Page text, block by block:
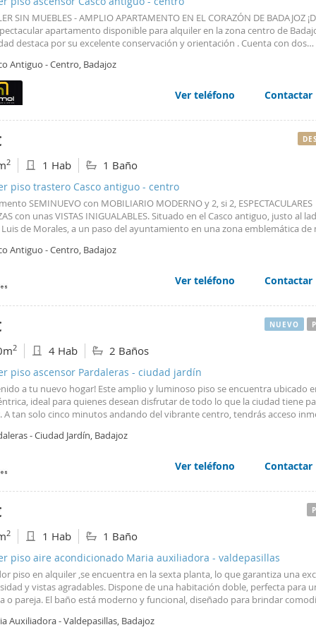
SIN MUEBLES - AMPLIO APARTAMENTO EN EL CORAZÓN DE BADAJOZ
apartamento disponible para alquiler en la zona centro de
destaca por su excelente conservación y orientación . Cuenta con dos
. Entre sus extras se incluyen un cómodo garaje y trastero que brindan
a tu día a día. La ubicación es inmejorable: rodeado de zonas
cercanos y centros comerciales ?; sin olvidar las vistas agradables que
?. El acceso al transporte público es fácil gracias a los autobuses
que el alquiler se realiza sin muebles lo cual te brinda la
para personalizar tu nuevo hogar . Vayamos a visitarlo!!! Nota: * Las
en esta página tienen carácter descriptivo y son aproximadas. * Los
ser susceptibles de modificación sin previo aviso. * Alquiler sin muebles.
Antiguo - Centro, Badajoz
Ver teléfono Contactar
2 1 Hab 1 Baño
piso trastero Casco antiguo - centro
SEMINUEVO con MOBILIARIO MODERNO y 2, si 2, ESPECTACULARES
con unas VISTAS INIGUALABLES. Situado en el Casco antiguo, justo al
de Morales, a un paso del ayuntamiento en una zona emblemática de
Nómina.
Antiguo - Centro, Badajoz
Ver teléfono Contactar
2 4 Hab 2 Baños
piso ascensor Pardaleras - ciudad jardín
a tu nuevo hogar! Este amplio y luminoso piso se encuentra ubicado
ideal para quienes desean disfrutar de todo lo que la ciudad tiene
A tan solo cinco minutos andando del vibrante centro, tendrás acceso
relajarte después de un largo día; además dispone de cuatro
tanto para familias como para aquellos que buscan espacio adicional o
El baño es cómodo y funcional, ofreciendo todas las comodidades
esta oportunidad única por solo €1500 al mes; te invitamos a venir a verlo y
el encanto que este magnífico piso puede brindarte.
- Ciudad Jardín, Badajoz
Ver teléfono Contactar
NUEVO
2 1 Hab 1 Baño
piso aire acondicionado Maria auxiliadora - valdepasillas
piso en alquiler ,se encuentra en la sexta planta, lo que garantiza una
y vistas agradables. Dispone de una habitación doble, perfecta para
o pareja. El baño está moderno y funcional, diseñado para brindar
en cualquier estación del año. El suelo es de gres, que combina
Auxiliadora - Valdepasillas, Badajoz